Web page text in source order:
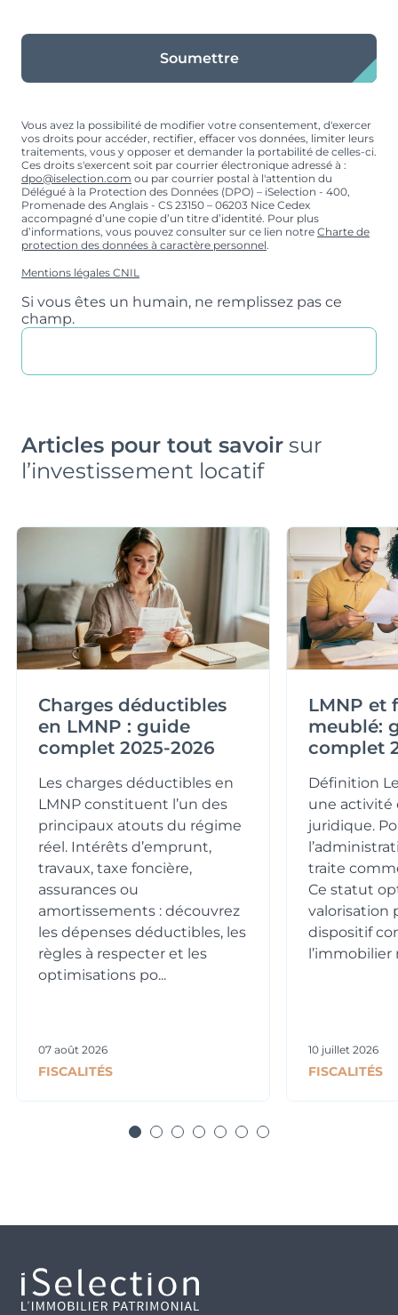
Soumettre
Vous avez la possibilité de modifier votre consentement, d'exercer
vos droits pour accéder, rectifier, effacer vos données, limiter leurs
traitements, vous y opposer et demander la portabilité de celles-ci.
Ces droits s'exercent soit par courrier électronique adressé à :
dpo@iselection.com ou par courrier postal à l'attention du
Délégué à la Protection des Données (DPO) – iSelection - 400,
Promenade des Anglais - CS 23150 – 06203 Nice Cedex
accompagné d’une copie d’un titre d’identité. Pour plus
d’informations, vous pouvez consulter sur ce lien notre Charte de
protection des données à caractère personnel.
Mentions légales CNIL
Si vous êtes un humain, ne remplissez pas ce
champ.
Articles pour tout savoir sur
l’investissement locatif
Charges déductibles
en LMNP : guide
complet 2025-2026
Les charges déductibles en
LMNP constituent l’un des
principaux atouts du régime
réel. Intérêts d’emprunt,
travaux, taxe foncière,
assurances ou
amortissements : découvrez
les dépenses déductibles, les
règles à respecter et les
optimisations po...
07 août 2026
FISCALITÉS
LMNP et
meublé:
complet
Définition
une activité
juridique.
traite
Ce statut
valorisation
dispositif
l’immobilier
10 juillet 2026
FISCALITÉS